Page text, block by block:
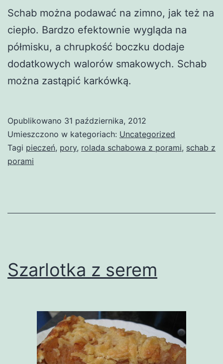
Schab można podawać na zimno, jak też na
ciepło. Bardzo efektownie wygląda na
półmisku, a chrupkość boczku dodaje
dodatkowych walorów smakowych. Schab
można zastąpić karkówką.
Opublikowano 31 października, 2012
Umieszczono w kategoriach: Uncategorized
Tagi pieczeń, pory, rolada schabowa z porami, schab z
porami
Szarlotka z serem